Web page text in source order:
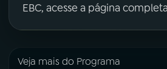
EBC, acesse a página completa
Veja mais do Programa